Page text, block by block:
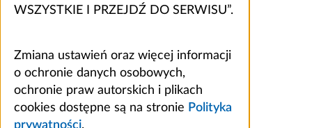
WSZYSTKIE I PRZEJDŹ DO SERWISU”.
Zmiana ustawień oraz więcej informacji
o ochronie danych osobowych,
ochronie praw autorskich i plikach
cookies dostępne są na stronie Polityka
prywatności.